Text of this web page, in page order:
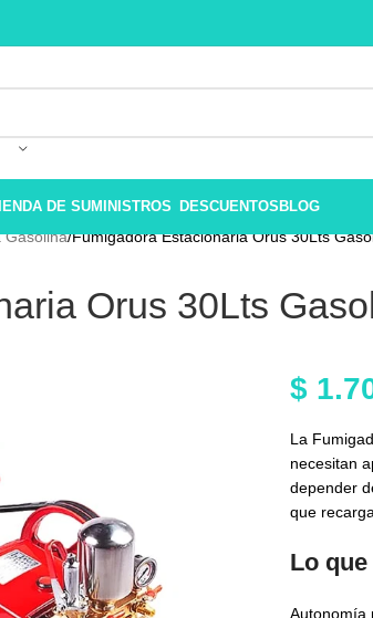
DE SUMINISTROS DESCUENTOS BLOG
Gasolina Fumigadora Estacionaria Orus 30Lts
Orus 30Lts
$
La
necesitan
depender
que
Lo
Autonomía